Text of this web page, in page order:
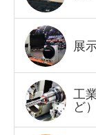
展
工
ど）